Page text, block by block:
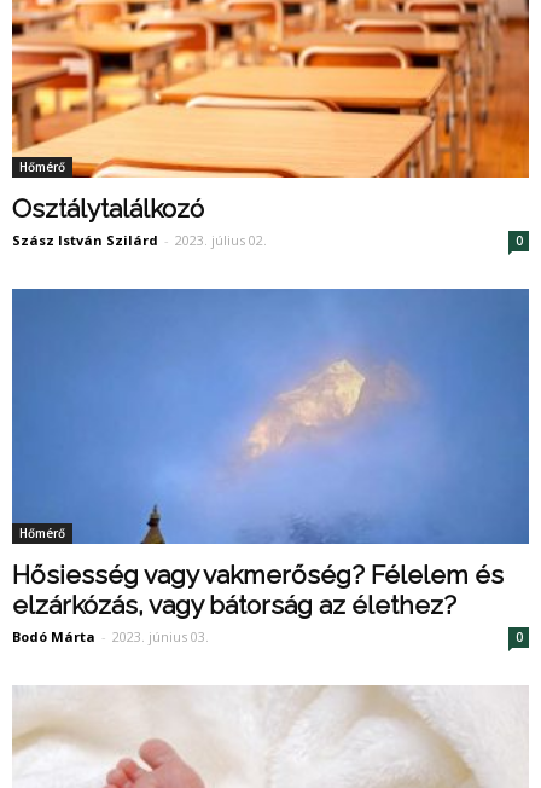
Hőmérő
Osztálytalálkozó
Szász István Szilárd - 2023. július 02. 0
Hőmérő
Hősiesség vagy vakmerőség? Félelem és
elzárkózás, vagy bátorság az élethez?
Bodó Márta - 2023. június 03. 0